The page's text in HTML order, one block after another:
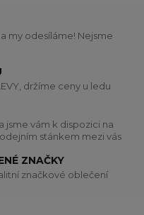
my odesíláme! Nejsme
držíme ceny u ledu
jsme vám k dispozici na
stánkem mezi vás
ZNAČKY
značkové oblečení